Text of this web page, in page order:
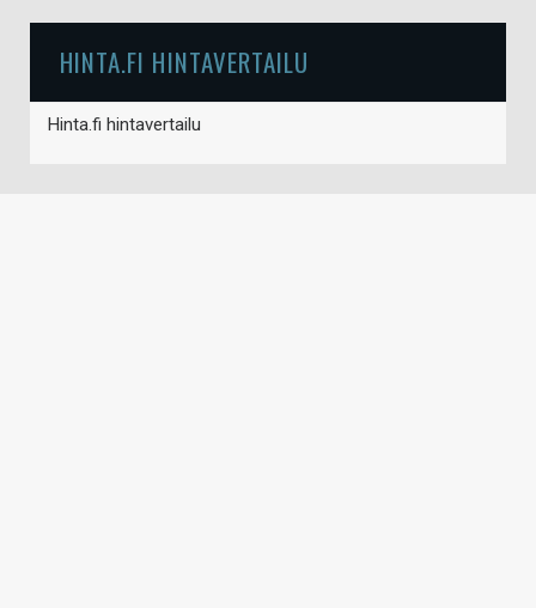
HINTA.FI HINTAVERTAILU
Hinta.fi hintavertailu